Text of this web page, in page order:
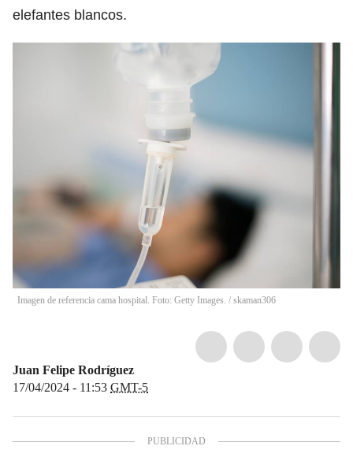
elefantes blancos.
Imagen de referencia cama hospital. Foto: Getty Images. / skaman306
Juan Felipe Rodríguez
17/04/2024 - 11:53 GMT-5